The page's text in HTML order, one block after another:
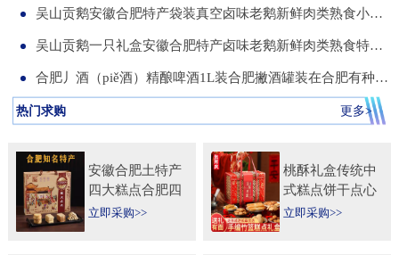
吴山贡鹅安徽合肥特产袋装真空卤味老鹅新鲜肉类熟食小吃包河发货
吴山贡鹅一只礼盒安徽合肥特产卤味老鹅新鲜肉类熟食特色小吃包邮
合肥丿酒（piě酒）精酿啤酒1L装合肥撇酒罐装在合肥有种局叫丿酒
热门求购 更多>
安徽合肥土特产
四大糕点合肥四
大名点礼盒零食
立即采购>>
桃酥礼盒传统中
式糕点饼干点心
特产食品伴手礼
立即采购>>